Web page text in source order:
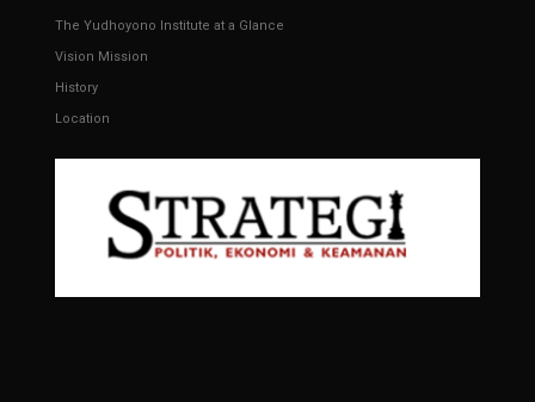
The Yudhoyono Institute at a Glance
Vision Mission
History
Location